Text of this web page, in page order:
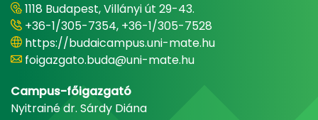
1118 Budapest, Villányi út 29-43.
+36-1/305-7354, +36-1/305-7528
https://budaicampus.uni-mate.hu
foigazgato.buda@uni-mate.hu
Campus-főigazgató
Nyitrainé dr. Sárdy Diána